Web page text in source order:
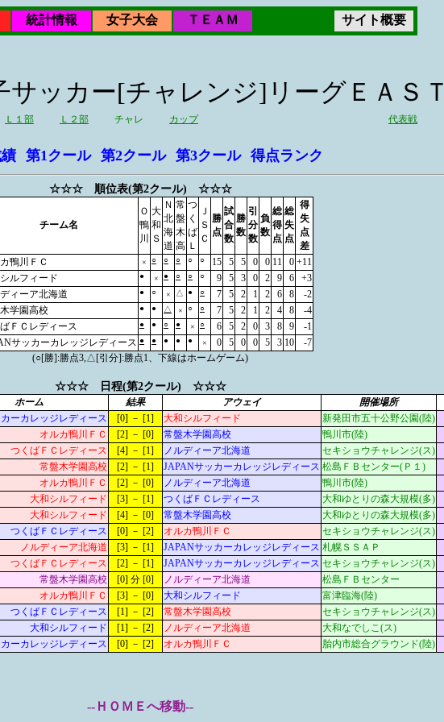
統計情報 女子大会 ＴＥＡＭ
サイト概要
サッカー[チャレンジ]リーグＥＡＳＴ
Ｌ１部 Ｌ２部 チャレ カップ 代表戦
第1クール 第2クール 第3クール 得点ランク
☆☆☆ 順位表(第2クール) ☆☆☆
チーム名
Ｏ
鴨
川
大
和
Ｓ
Ｎ
北
海
道
常
盤
木
高
つ
く
ば
Ｌ
Ｊ
Ｓ
Ｃ
勝
点
試
合
数
勝
数
引
分
数
負
数
総
得
点
総
失
点
得
失
点
差
鴨川ＦＣ × ○ ○ ○ ○ ○ 15 5 5 0 0 11 0 +11
ルフィード ● × ● ○ ○ ○ 9 5 3 0 2 9 6
+3
ィーア北海道 ● ○ × △ ● ○ 7 5 2 1 2 6 8
-2
学園高校 ● ● △ × ○ ○ 7 5 2 1 2 4 8
-4
ＦＣレディース ● ● ○ ● × ○ 6 5 2 0 3 8 9
-1
サッカーカレッジレディース ● ● ● ● ● × 0 5 0 0 5 3 10
-7
(○[勝]:勝点3,△[引分]:勝点1、下線はホームゲーム)
☆☆☆ 日程(第2クール) ☆☆☆
ホーム 結果 アウェイ 開催場所
ーカレッジレディース [0] － [1] 大和シルフィード 新発田市五十公野公園(陸)
オルカ鴨川ＦＣ [2] － [0] 常盤木学園高校 鴨川市(陸)
つくばＦＣレディース [4] － [1] ノルディーア北海道 セキショウチャレンジ(ス)
常盤木学園高校 [2] － [1] JAPANサッカーカレッジレディース 松島ＦＢセンター(Ｐ１)
オルカ鴨川ＦＣ [2] － [0] ノルディーア北海道 鴨川市(陸)
大和シルフィード [3] － [1] つくばＦＣレディース 大和ゆとりの森大規模(多)
大和シルフィード [4] － [0] 常盤木学園高校 大和ゆとりの森大規模(多)
つくばＦＣレディース [0] － [2] オルカ鴨川ＦＣ セキショウチャレンジ(ス)
ノルディーア北海道 [3] － [1] JAPANサッカーカレッジレディース 札幌ＳＳＡＰ
つくばＦＣレディース [2] － [1] JAPANサッカーカレッジレディース セキショウチャレンジ(ス)
常盤木学園高校 [0] 分 [0] ノルディーア北海道 松島ＦＢセンター
オルカ鴨川ＦＣ [3] － [0] 大和シルフィード 富津臨海(陸)
つくばＦＣレディース [1] － [2] 常盤木学園高校 セキショウチャレンジ(ス)
大和シルフィード [1] － [2] ノルディーア北海道 大和なでしこ(ス)
ーカレッジレディース [0] － [2] オルカ鴨川ＦＣ 胎内市総合グラウンド(陸)
--ＨＯＭＥへ移動--